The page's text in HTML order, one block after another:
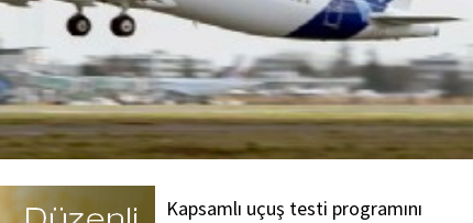
Kapsamlı uçuş testi programını